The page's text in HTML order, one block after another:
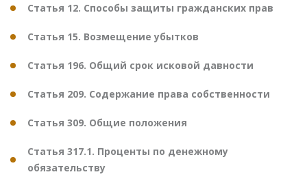
Статья 12. Способы защиты гражданских прав
Статья 15. Возмещение убытков
Статья 196. Общий срок исковой давности
Статья 209. Содержание права собственности
Статья 309. Общие положения
Статья 317.1. Проценты по денежному
обязательству